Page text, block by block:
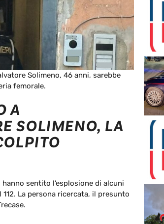
Solimeno, 46 anni, sarebbe
femorale.
A
SOLIMENO, LA
sentito l’esplosione di alcuni
La persona ricercata, il presunto